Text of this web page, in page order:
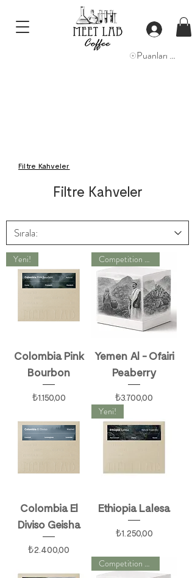
Puanları Görüntüle
Filtre Kahveler
Filtre Kahveler
Yeni!
Colombia Pink
Bourbon
Fiyat
₺1.150,00
Competition Series
Yemen Al - Ofairi
Peaberry
Fiyat
₺3.700,00
Colombia El
Diviso Geisha
Fiyat
₺2.400,00
Yeni!
Ethiopia Lalesa
Fiyat
₺1.250,00
Competition Series